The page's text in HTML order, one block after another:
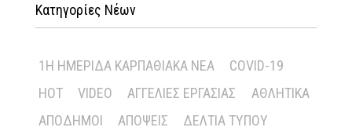
Κατηγορίες Νέων
1Η ΗΜΕΡΊΔΑ ΚΑΡΠΑΘΙΑΚΆ ΝΈΑ
COVID-19
HOT
VIDEO ΑΓΓΕΛΊΕΣ ΕΡΓΑΣΊΑΣ
ΑΘΛΗΤΙΚΆ
ΑΠΌΔΗΜΟΙ
ΑΠΌΨΕΙΣ
ΔΕΛΤΊΑ ΤΎΠΟΥ